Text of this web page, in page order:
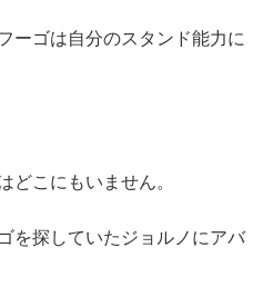
ーゴは自分のスタンド能力に
どこにもいません。
を探していたジョルノにアバ